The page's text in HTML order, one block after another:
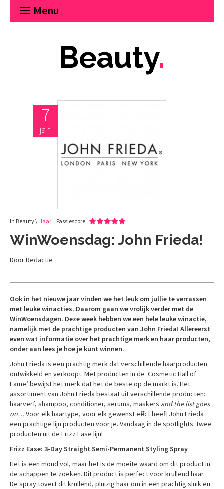
Menu
Beauty.
7
jan
In Beauty \ Haar Passiescore:
WinWoensdag: John Frieda!
Door Redactie
Ook in het nieuwe jaar vinden we het leuk om jullie te verrassen
met leuke winacties. Daarom gaan we vrolijk verder met de
WinWoensdagen. Deze week hebben we een hele leuke winactie,
namelijk met de prachtige producten van John Frieda! Allereerst
even wat informatie over het prachtige merk en haar producten,
onder aan lees je hoe je kunt winnen.
John Frieda is een prachtig merk dat verschillende haarproducten
ontwikkeld en verkoopt. Met producten in de ‘Cosmetic Hall of
Fame’ bewijst het merk dat het de beste op de markt is. Het
assortiment van John Frieda bestaat uit verschillende producten:
haarverf, shampoo, conditioner, serums, maskers and the list goes
on…Voor elk haartype, voor elk gewenst effect heeft John Frieda
een prachtige lijn producten voor je. Vandaag in de spotlights: twee
producten uit de Frizz Ease lijn!
Frizz Ease: 3-Day Straight Semi-Permanent Styling Spray
Het is een mond vol, maar het is de moeite waard om dit product in
de schappen te zoeken. Dit product is perfect voor krullend haar.
De spray tovert dit krullend, pluizig haar om in een prachtig sluik en